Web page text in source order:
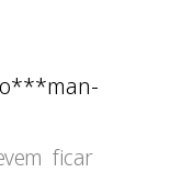
***man-
ficar